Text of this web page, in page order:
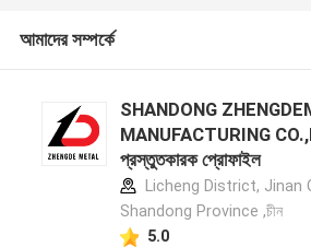
আমাদের সম্পর্কে
SHANDONG
MANUFACTURING
প্রস্তুতকারক প্রোফাইল
Licheng District, Jinan
Shandong Province ,চীন
5.0